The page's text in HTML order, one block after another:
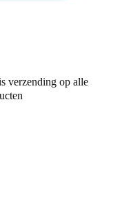
verzending op alle